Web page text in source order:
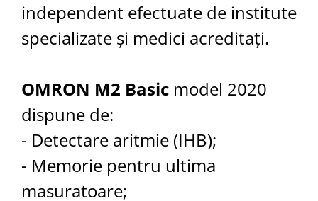
independent efectuate de institute
specializate şi medici acreditaţi.
OMRON M2 Basic model 2020
dispune de:
- Detectare aritmie (IHB);
- Memorie pentru ultima
masuratoare;